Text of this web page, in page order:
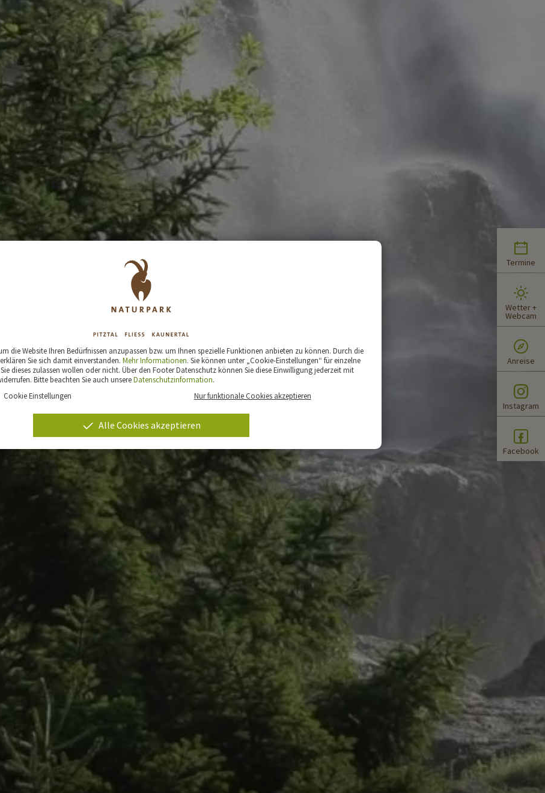
Termine
Wetter +
Webcam
Anreise
Instagram
Facebook
die Website Ihren Bedürfnissen anzupassen bzw. um Ihnen spezielle Funktionen anbieten zu können. Durch die
Sie sich damit einverstanden. Mehr Informationen. Sie können unter „Cookie-Einstellungen“ für einzelne
dieses zulassen wollen oder nicht. Über den Footer Datenschutz können Sie diese Einwilligung jederzeit mit
Bitte beachten Sie auch unsereDatenschutzinformation.
Cookie Einstellungen
Nur funktionale Cookies akzeptieren
Alle Cookies akzeptieren